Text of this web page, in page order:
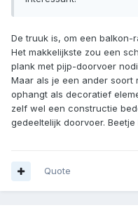
De truuk is, om een balkon-
Het makkelijkste zou een
plank met pijp-doorvoer
Maar als je een ander soort
ophangt als decoratief
zelf wel een constructie
gedeeltelijk doorvoer.
Quote